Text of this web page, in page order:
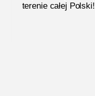
terenie całej Polski!